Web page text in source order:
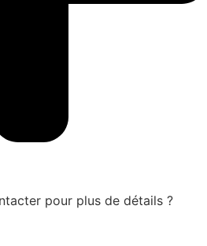
pour plus de détails ?